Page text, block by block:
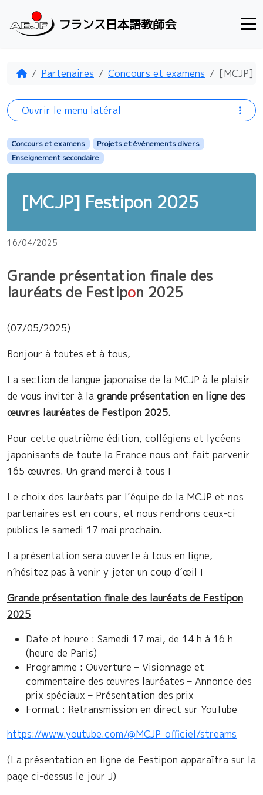
フランス日本語教師会
AccueilPartenaires Concours et examens [MCJP]
Concours et examens
Projets et événements divers
Enseignement secondaire
[MCJP] Festipon 2025
16/04/2025
Grande présentation finale des
lauréats de Festipon 2025
(07/05/2025)
Bonjour à toutes et à tous,
La section de langue japonaise de la MCJP à le plaisir
de vous inviter à la grande présentation en ligne des
œuvres lauréates de Festipon 2025.
Pour cette quatrième édition, collégiens et lycéens
japonisants de toute la France nous ont fait parvenir
165 œuvres. Un grand merci à tous !
Le choix des lauréats par l’équipe de la MCJP et nos
partenaires est en cours, et nous rendrons ceux-ci
publics le samedi 17 mai prochain.
La présentation sera ouverte à tous en ligne,
n’hésitez pas à venir y jeter un coup d’œil !
Grande présentation finale des lauréats de Festipon
2025
Date et heure : Samedi 17 mai, de 14 h à 16 h
(heure de Paris)
Programme : Ouverture – Visionnage et
commentaire des œuvres lauréates – Annonce des
prix spéciaux – Présentation des prix
Format : Retransmission en direct sur YouTube
https://www.youtube.com/@MCJP_officiel/streams
(La présentation en ligne de Festipon apparaîtra sur la
page ci-dessus le jour J)
Ouvrir le menu latéral